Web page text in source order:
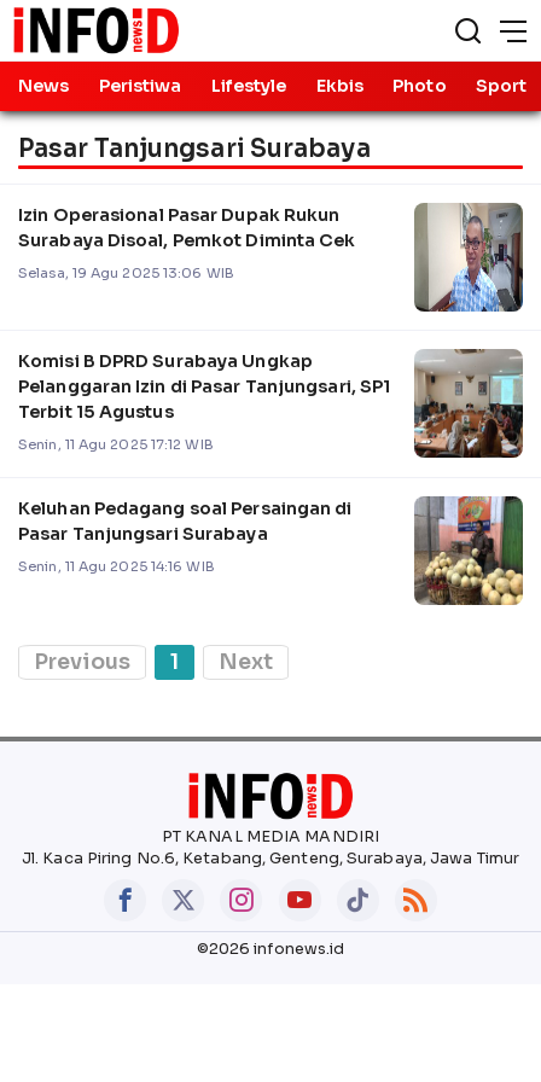
News Peristiwa Lifestyle Ekbis Photo Sport
Pasar Tanjungsari Surabaya
Izin Operasional Pasar Dupak Rukun
Surabaya Disoal, Pemkot Diminta Cek
Selasa, 19 Agu 2025 13:06 WIB
Komisi B DPRD Surabaya Ungkap
Pelanggaran Izin di Pasar Tanjungsari, SP1
Terbit 15 Agustus
Senin, 11 Agu 2025 17:12 WIB
Keluhan Pedagang soal Persaingan di
Pasar Tanjungsari Surabaya
Senin, 11 Agu 2025 14:16 WIB
Previous 1 Next
PT KANAL MEDIA MANDIRI
Jl. Kaca Piring No.6, Ketabang, Genteng, Surabaya, Jawa Timur
©2026 infonews.id